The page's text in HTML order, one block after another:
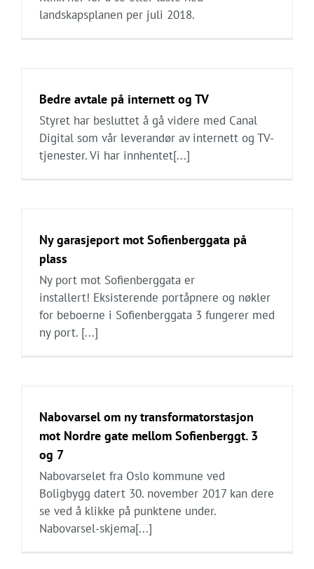
landskapsplanen per juli 2018.
Bedre avtale på internett og TV
Styret har besluttet å gå videre med Canal
Digital som vår leverandør av internett og TV-
tjenester. Vi har innhentet[...]
Ny garasjeport mot Sofienberggata på
plass
Ny port mot Sofienberggata er
installert! Eksisterende portåpnere og nøkler
for beboerne i Sofienberggata 3 fungerer med
ny port. [...]
Nabovarsel om ny transformatorstasjon
mot Nordre gate mellom Sofienberggt. 3
og 7
Nabovarselet fra Oslo kommune ved
Boligbygg datert 30. november 2017 kan dere
se ved å klikke på punktene under.
Nabovarsel-skjema[...]